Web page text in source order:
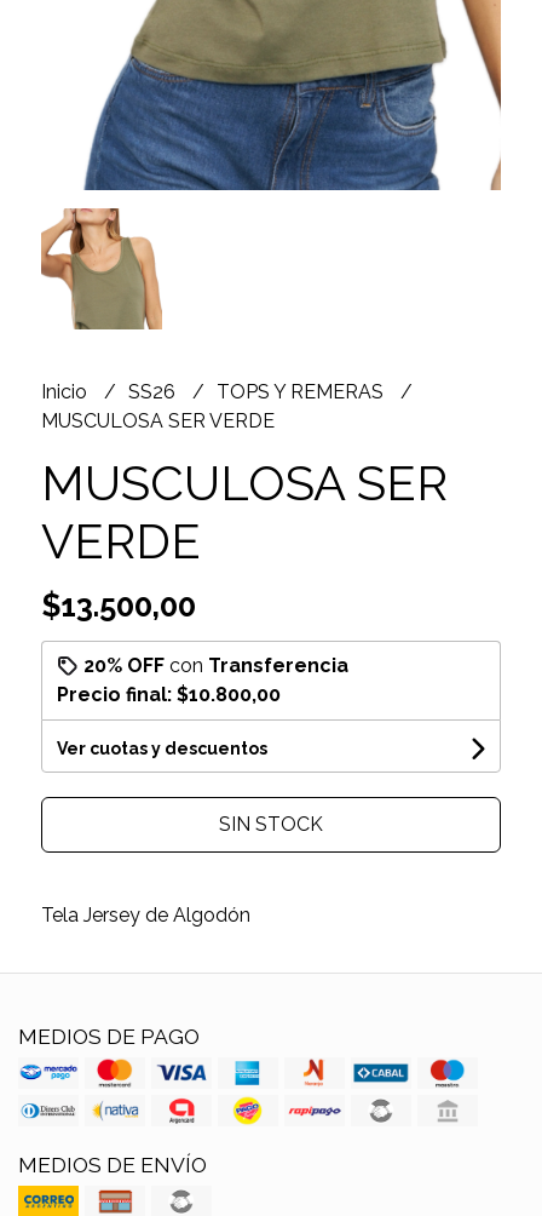
Inicio SS26
TOPS Y REMERAS
MUSCULOSA SER VERDE
MUSCULOSA SER
VERDE
$13.500,00
20% OFFcon Transferencia
Precio final: $10.800,00
Ver cuotas y descuentos
SIN STOCK
Tela Jersey de Algodón
MEDIOS DE PAGO
MEDIOS DE ENVÍO